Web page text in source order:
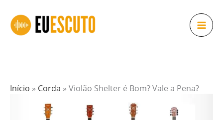
para
Início » Corda » Violão Shelter é Bom? Vale a Pena?